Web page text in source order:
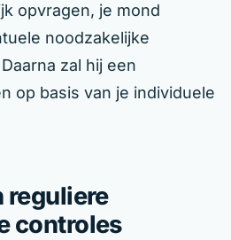
opvragen, je mond
noodzakelijke
zal hij een
op basis van je individuele
reguliere
controles